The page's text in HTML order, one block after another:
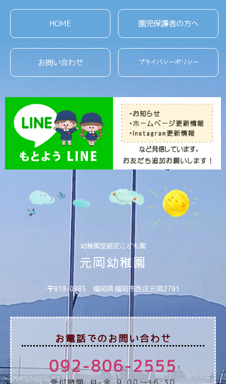
HOME 園児保護者の方へ
お問い合わせ プライバシーポリシー
幼稚園型認定こども園
元岡幼稚園
〒819-0385 福岡県福岡市西区元岡2791
お電話でのお問い合わせ
092-806-2555
受付時間 月-金 9:00～16:30